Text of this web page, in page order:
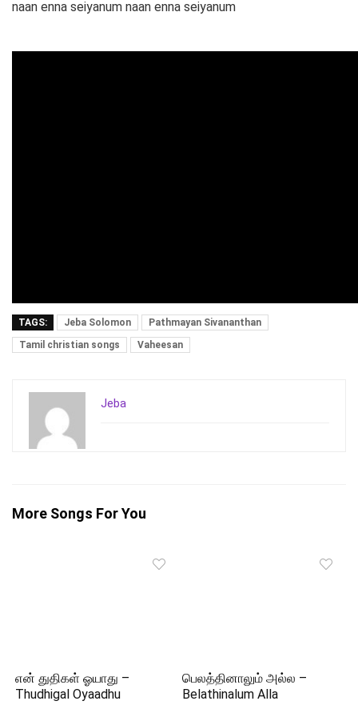
naan enna seiyanum naan enna seiyanum
TAGS: Jeba Solomon
Pathmayan Sivananthan
Tamil christian songs
Vaheesan
Jeba
More Songs For You
என் துதிகள் ஓயாது –
Thudhigal Oyaadhu
பெலத்தினாலும் அல்ல –
Belathinalum Alla